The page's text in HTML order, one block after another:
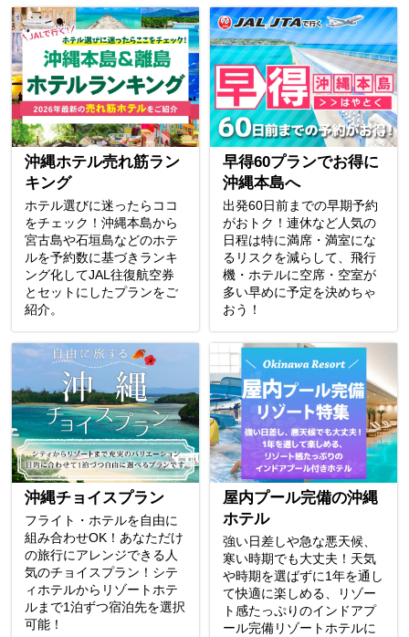
沖縄ホテル売れ筋ラン
キング
ホテル選びに迷ったらココ
をチェック！沖縄本島から
宮古島や石垣島などのホテ
ルを予約数に基づきランキ
ング化してJAL往復航空券
とセットにしたプランをご
紹介。
早得60プランでお得に
沖縄本島へ
出発60日前までの早期予約
がおトク！連休など人気の
日程は特に満席・満室にな
るリスクを減らして、飛行
機・ホテルに空席・空室が
多い早めに予定を決めちゃ
おう！
沖縄チョイスプラン
フライト・ホテルを自由に
組み合わせOK！あなただけ
の旅行にアレンジできる人
気のチョイスプラン！シテ
ィホテルからリゾートホテ
ルまで1泊ずつ宿泊先を選択
可能！
屋内プール完備の沖縄
ホテル
強い日差しや急な悪天候、
寒い時期でも大丈夫！天気
や時期を選ばずに1年を通し
て快適に楽しめる、リゾー
ト感たっぷりのインドアプ
ール完備リゾートホテルに